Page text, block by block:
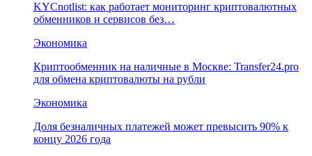
KYCnotlist: как работает мониторинг криптовалютных
обменников и сервисов без…
Экономика
Криптообменник на наличные в Москве: Transfer24.pro
для обмена криптовалюты на рубли
Экономика
Доля безналичных платежей может превысить 90% к
концу 2026 года